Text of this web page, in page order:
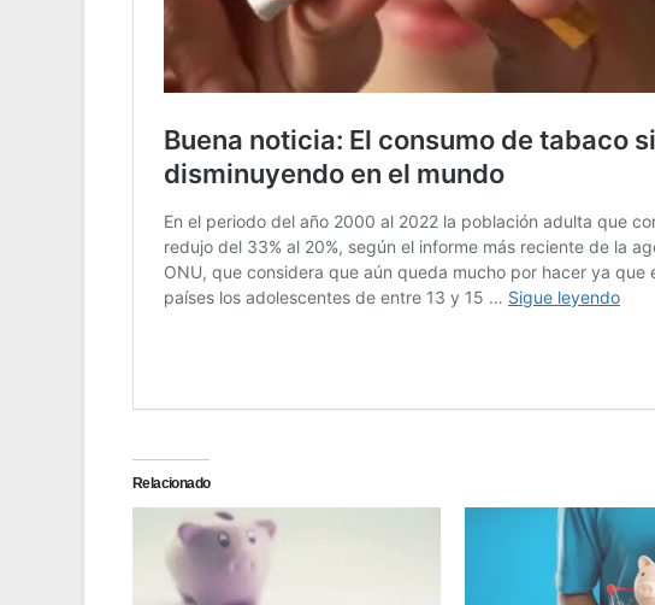
Relacionado